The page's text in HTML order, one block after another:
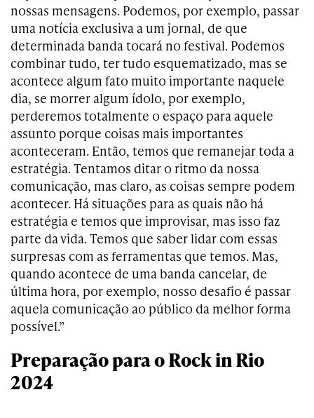
nossas mensagens. Podemos, por exemplo, passar
uma notícia exclusiva a um jornal, de que
determinada banda tocará no festival. Podemos
combinar tudo, ter tudo esquematizado, mas se
acontece algum fato muito importante naquele
dia, se morrer algum ídolo, por exemplo,
perderemos totalmente o espaço para aquele
assunto porque coisas mais importantes
aconteceram. Então, temos que remanejar toda a
estratégia. Tentamos ditar o ritmo da nossa
comunicação, mas claro, as coisas sempre podem
acontecer. Há situações para as quais não há
estratégia e temos que improvisar, mas isso faz
parte da vida. Temos que saber lidar com essas
surpresas com as ferramentas que temos. Mas,
quando acontece de uma banda cancelar, de
última hora, por exemplo, nosso desafio é passar
aquela comunicação ao público da melhor forma
possível.”
Preparação para o Rock in Rio
2024